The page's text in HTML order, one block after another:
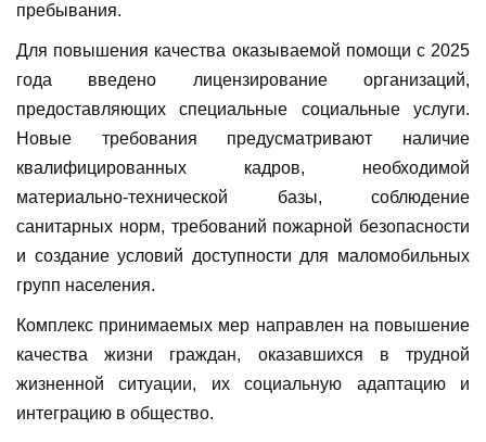
пребывания.
Для повышения качества оказываемой помощи с 2025
года введено лицензирование организаций,
предоставляющих специальные социальные услуги.
Новые требования предусматривают наличие
квалифицированных кадров, необходимой
материально-технической базы, соблюдение
санитарных норм, требований пожарной безопасности
и создание условий доступности для маломобильных
групп населения.
Комплекс принимаемых мер направлен на повышение
качества жизни граждан, оказавшихся в трудной
жизненной ситуации, их социальную адаптацию и
интеграцию в общество.